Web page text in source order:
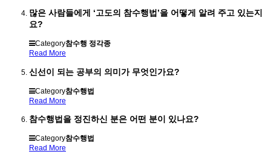
많은 사람들에게 ‘고도의 참수행법’을 어떻게 알려 주고 있는지
요?
Category참수행 정각종
Read More
신선이 되는 공부의 의미가 무엇인가요?
Category참수행법
Read More
참수행법을 정진하신 분은 어떤 분이 있나요?
Category참수행법
Read More